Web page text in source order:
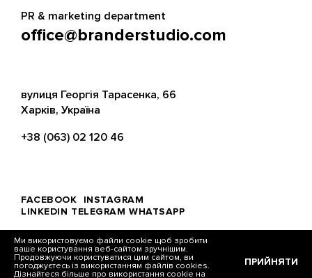
Ми використовуємо файли cookie щоб зробити
ваше користування веб-сайтом зручнішим.
Продовжуючи користуватися цим сайтом, ви
погоджуєтесь із використанням файлів cookies.
Дізнайтеся більше про використання cookie на
ПРИЙНЯТИ
PR & marketing department
office@branderstudio.com
вулиця Георгія Тарасенка, 66
Харків, Україна
+38 (063) 02 120 46
FACEBOOK
INSTAGRAM
LINKEDIN TELEGRAM WHATSAPP
© Brander, 2026